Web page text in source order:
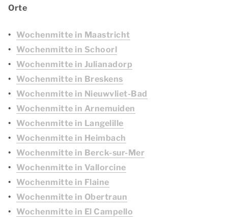
Orte
Wochenmitte in Maastricht
Wochenmitte in Schoorl
Wochenmitte in Julianadorp
Wochenmitte in Breskens
Wochenmitte in Nieuwvliet-Bad
Wochenmitte in Arnemuiden
Wochenmitte in Langelille
Wochenmitte in Heimbach
Wochenmitte in Berck-sur-Mer
Wochenmitte in Vallorcine
Wochenmitte in Flaine
Wochenmitte in Obertraun
Wochenmitte in El Campello